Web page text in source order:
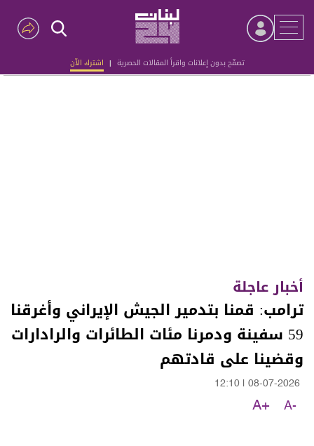
تصفّح بدون إعلانات واقرأ المقالات الحصرية | اشترك الآن
Advertisement
أخبار عاجلة
ترامب: قمنا بتدمير الجيش الإيراني وأغرقنا
59 سفينة ودمرنا مئات الطائرات والرادارات
وقضينا على قادتهم
08-07-2026
12:10
A-
A+